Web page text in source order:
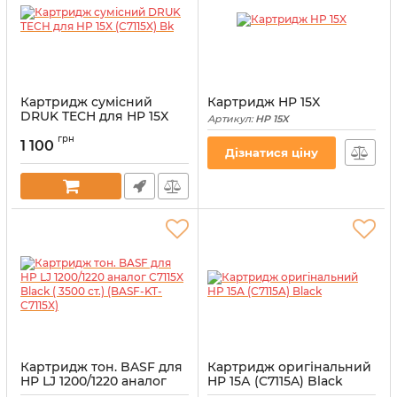
Картридж сумісний
DRUK TECH для HP 15X
Артикул:
1 100 грн
Картридж HP 15X
Артикул:HP 15X
Дізнатися ціну
Картридж тон. BASF для
HP LJ 1200/1220 аналог
Картридж оригінальний
HP 15А (C7115A) Black